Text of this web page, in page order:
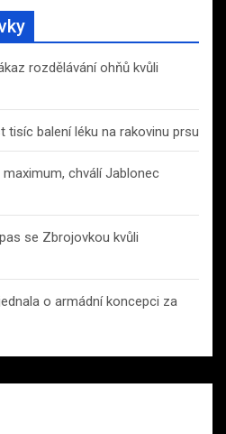
rozdělávání ohňů kvůli
tisíc balení léku na rakovinu prsu
chválí Jablonec
se Zbrojovkou kvůli
o armádní koncepci za